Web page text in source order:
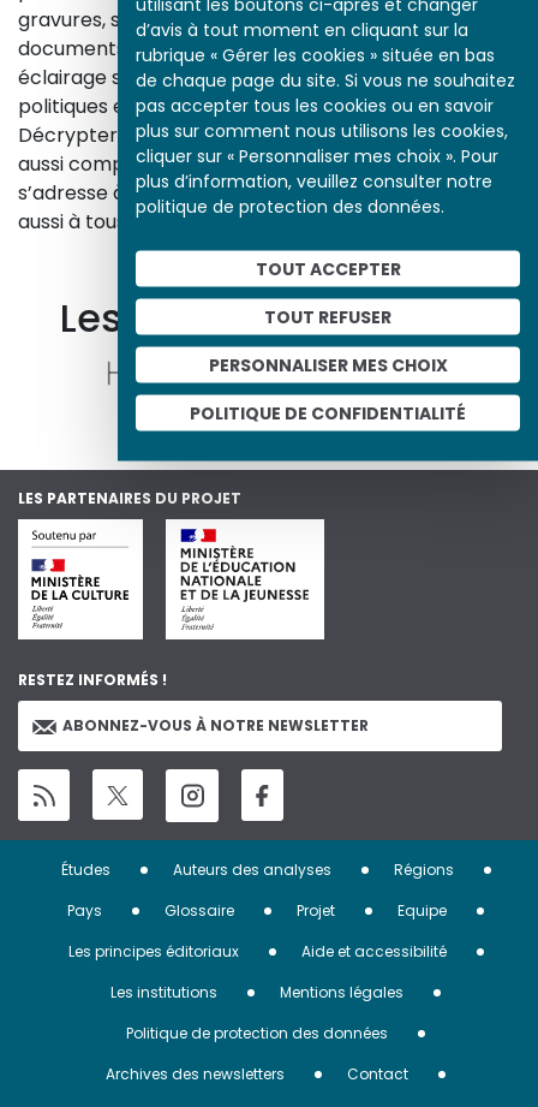
d’avis à tout moment en cliquant sur la
rubrique « Gérer les cookies » située en bas
de chaque page du site. Si vous ne souhaitez
pas accepter tous les cookies ou en savoir
plus sur comment nous utilisons les cookies,
cliquer sur « Personnaliser mes choix ». Pour
plus d’information, veuillez consulter notre
politique de protection des données.
TOUT ACCEPTER
TOUT REFUSER
PERSONNALISER MES CHOIX
POLITIQUE DE CONFIDENTIALITÉ
gravures, sculptures, photographies, affiches,
documents d’archives, nos études proposent un
éclairage sur les réalités sociales, économiques,
politiques et culturelles d’une époque.
Décrypter les images et les événements d’hier, c’est
aussi comprendre ceux d’aujourd’hui. Un site qui
s’adresse à tous, famille, enseignants, élèves… mais
aussi à tous les curieux, amateurs d’art et d’histoire.
En savoir plus sur le projet
Les autres ressources
LES PARTENAIRES DU PROJET
RESTEZ INFORMÉS !
ABONNEZ-VOUS À NOTRE NEWSLETTER
Menu
Pied
page
Études Auteurs des analyses
Régions
Pays
Glossaire Projet
Equipe
Les principes éditoriaux
Aide et accessibilité
Les institutions
Mentions légales
Politique de protection des données
Archives des newsletters
Contact